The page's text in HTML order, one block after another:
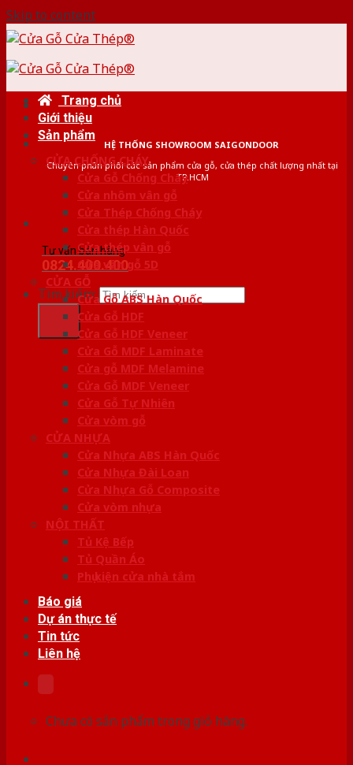
Skip to content
HỆ THỐNG SHOWROOM SAIGONDOOR
Chuyên phân phối các sản phẩm cửa gỗ, cửa thép chất lượng nhất tại
TP.HCM
Tư vấn bán hàng
0824.400.400
Tìm kiếm:
Trang chủ
Giới thiệu
Sản phẩm
CỬA CHỐNG CHÁY
Cửa Gỗ Chống Cháy
Cửa nhôm vân gỗ
Cửa Thép Chống Cháy
Cửa thép Hàn Quốc
Cửa thép vân gỗ
Cửa vân gỗ 5D
CỬA GỖ
Cửa Gỗ ABS Hàn Quốc
Cửa Gỗ HDF
Cửa Gỗ HDF Veneer
Cửa Gỗ MDF Laminate
Cửa gỗ MDF Melamine
Cửa Gỗ MDF Veneer
Cửa Gỗ Tự Nhiên
Cửa vòm gỗ
CỬA NHỰA
Cửa Nhựa ABS Hàn Quốc
Cửa Nhựa Đài Loan
Cửa Nhựa Gỗ Composite
Cửa vòm nhựa
NỘI THẤT
Tủ Kệ Bếp
Tủ Quần Áo
Phụ kiện cửa nhà tắm
Báo giá
Dự án thực tế
Tin tức
Liên hệ
Chưa có sản phẩm trong giỏ hàng.